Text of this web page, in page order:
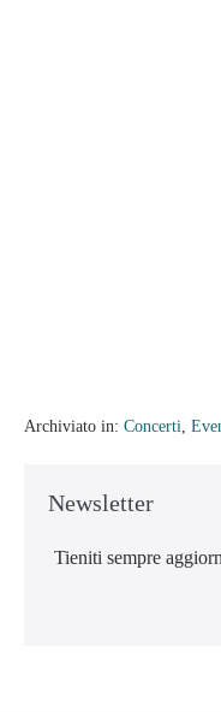
Archiviato in: Concerti
Newsletter
Tieniti sempre